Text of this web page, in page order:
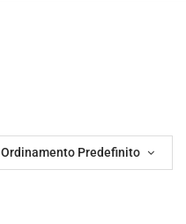
Ordinamento Predefinito